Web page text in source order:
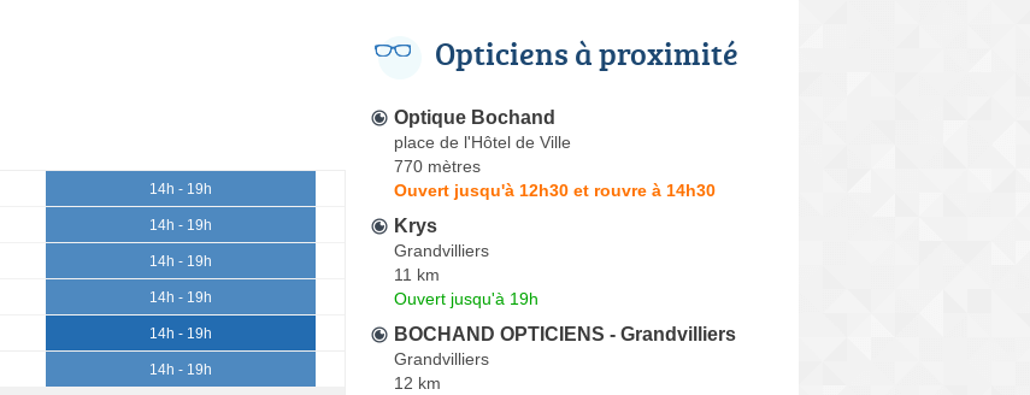
14h - 19h
14h - 19h
14h - 19h
14h - 19h
14h - 19h
14h - 19h
Opticiens à proximité
Optique Bochand
place de l'Hôtel de Ville
770 mètres
Ouvert jusqu'à 12h30 et rouvre à 14h30
Krys
Grandvilliers
11 km
Ouvert jusqu'à 19h
BOCHAND OPTICIENS - Grandvilliers
Grandvilliers
12 km